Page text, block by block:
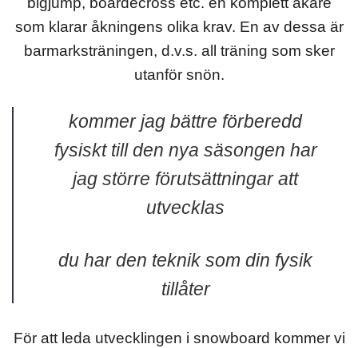
som klarar åkningens olika krav. En av dessa är
barmarksträningen, d.v.s. all träning som sker
utanför snön.
kommer jag bättre förberedd
fysiskt till den nya säsongen har
jag större förutsättningar att
utvecklas
du har den teknik som din fysik
tillåter
För att leda utvecklingen i snowboard kommer vi